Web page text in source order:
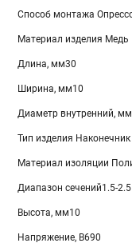
Способ монтажа
Материал изделия Медь
Длина, мм30
Ширина, мм10
Диаметр внутренний,
Тип изделия Наконечник
Материал изоляции
Диапазон сечений1.5-2.5
Высота, мм10
Напряжение, В690